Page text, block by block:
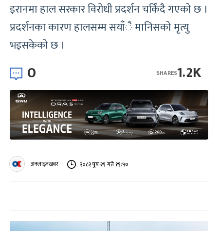
इरानमा हाल सरकार विरोधी प्रदर्शन चर्किंदै गएको छ ।
प्रदर्शनका कारण हालसम्म सयाँै मानिसको मृत्यु
भइसकेको छ ।
0 1.2K
SHARES
अनलाइनखबर २०८२ पुष २९ गते १९:५०